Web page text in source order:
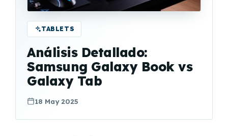
TABLETS
Análisis Detallado:
Samsung Galaxy Book vs
Galaxy Tab
18 May 2025